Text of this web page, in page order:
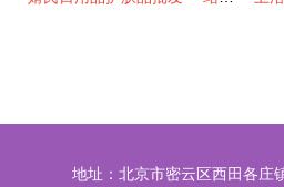
地址：北京市密云区西田各庄